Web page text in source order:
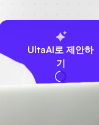
UltaAI로 제안하
기